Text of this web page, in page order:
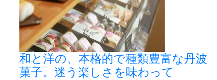
和と洋の、本格的で種類豊富な丹波
菓子。迷う楽しさを味わって